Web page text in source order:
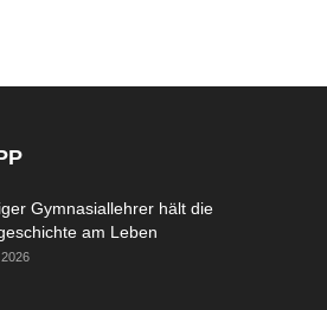
Gymnasiallehrer hält die
am Leben